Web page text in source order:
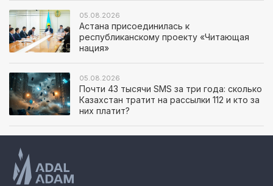
05.08.2026
Астана присоединилась к
республиканскому проекту «Читающая
нация»
05.08.2026
Почти 43 тысячи SMS за три года: сколько
Казахстан тратит на рассылки 112 и кто за
них платит?